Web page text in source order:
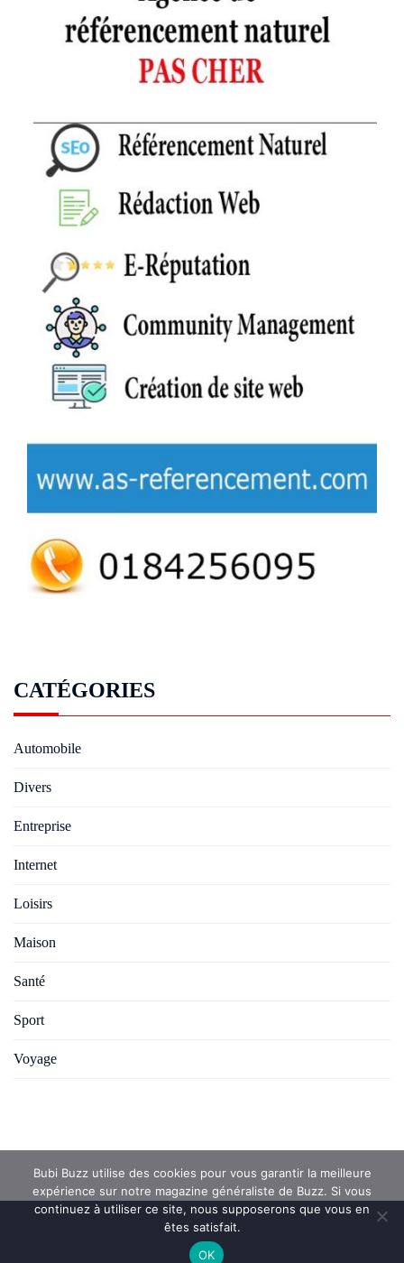
CATÉGORIES
Automobile
Divers
Entreprise
Internet
Loisirs
Maison
Santé
Sport
Voyage
Bubi Buzz utilise des cookies pour vous garantir la meilleure
expérience sur notre magazine généraliste de Buzz. Si vous
continuez à utiliser ce site, nous supposerons que vous en
êtes satisfait.
OK